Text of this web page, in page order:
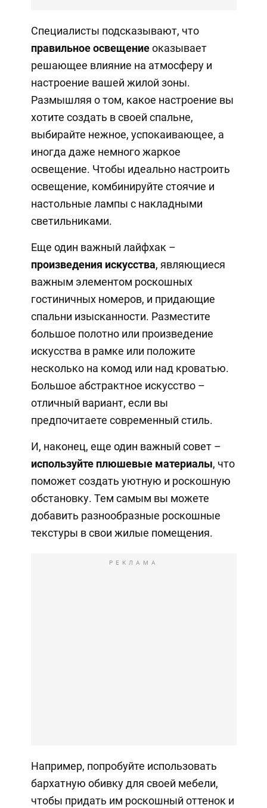
Специалисты подсказывают, что
правильное освещениеоказывает
решающее влияние на атмосферу и
настроение вашей жилой зоны.
Размышляя о том, какое настроение вы
хотите создать в своей спальне,
выбирайте нежное, успокаивающее, а
иногда даже немного жаркое
освещение. Чтобы идеально настроить
освещение, комбинируйте стоячие и
настольные лампы с накладными
светильниками.
Еще один важный лайфхак –
произведения искусства, являющиеся
важным элементом роскошных
гостиничных номеров, и придающие
спальни изысканности. Разместите
большое полотно или произведение
искусства в рамке или положите
несколько на комод или над кроватью.
Большое абстрактное искусство –
отличный вариант, если вы
предпочитаете современный стиль.
И, наконец, еще один важный совет –
используйте плюшевые материалы, что
поможет создать уютную и роскошную
обстановку. Тем самым вы можете
добавить разнообразные роскошные
текстуры в свои жилые помещения.
РЕКЛАМА
Например, попробуйте использовать
бархатную обивку для своей мебели,
чтобы придать им роскошный оттенок и